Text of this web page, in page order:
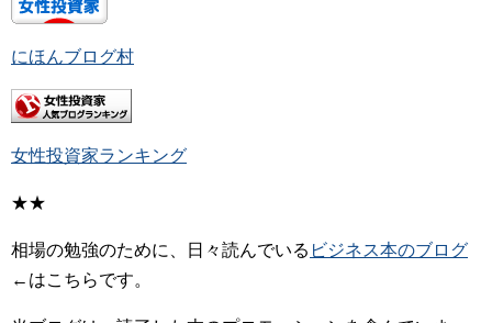
にほんブログ村
女性投資家ランキング
★★
相場の勉強のために、日々読んでいる ビジネス本のブログ
←はこちらです。